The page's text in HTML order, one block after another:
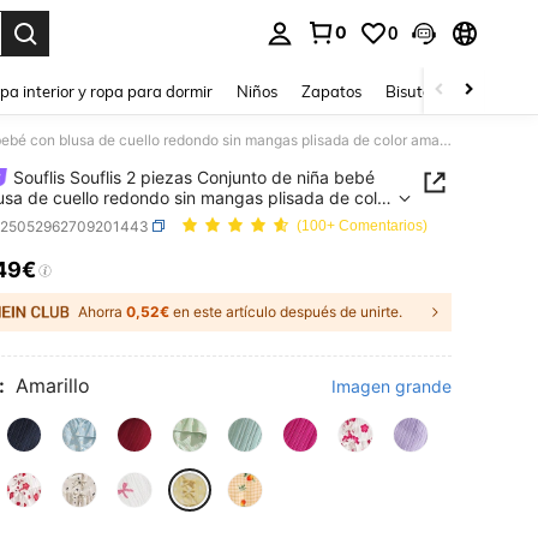
0 0
interior y ropa para dormir Niños Zapatos Bisutería Y
Souflis Souflis 2 piezas Conjunto de niña bebé con blusa de cuello redondo sin mangas plisada de color amarillo claro, top con decoración de lazo y pantalón de cintura elástica, cómodo y lindo para primavera, verano y otoño
Souflis Souflis 2 piezas Conjunto de niña bebé
de cuello redondo sin mangas plisada de color
claro, top con decoración de lazo y pantalón de
elástica, cómodo y lindo para primavera, verano
(100+ Comentarios)
AND AVAILABILITY
Ahorra 0,52€ en este artículo después de unirte.
Amarillo Imagen grande